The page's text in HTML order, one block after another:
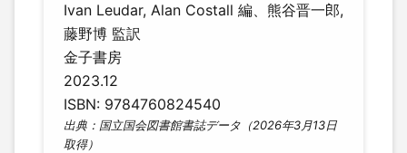
Ivan Leudar, Alan Costall 編、熊谷晋一郎,
藤野博 監訳
金子書房
2023.12
ISBN: 9784760824540
出典：国立国会図書館書誌データ（2026年3月13日
取得）